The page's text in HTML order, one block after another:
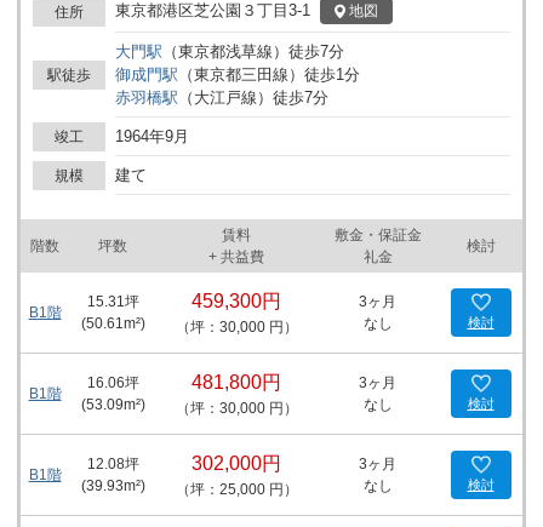
も近いため、日常的な移動や来訪者の案内にも配慮されています。
建物には会議室が備えられており、ビジネスシーンでの打ち合わせ
や社内外のミーティングに利用できます。敷地周辺は芝公園の緑が
広がるエリアで、都市の中でも落ち着いた環境です。ホテルとして
運営されているため、宿泊施設や共用部の管理が行き届いている点
も特徴です。各種ビジネスイベントの開催や、来客対応を伴うオフ
ィスの拠点としての利用など、様々なシーンで建物の機能が活用さ
れています。 東京プリンスホテルは、都心部で業務を行う法人にと
って、駅近の立地と会議施設を活用したワークスタイルを可能とし
ています。詳細はお問い合わせください。
住所 東京都港区芝公園３丁目3-1 地図
駅徒歩
大門駅 （東京都浅草線 ） 徒歩7分
御成門駅 （東京都三田線 ） 徒歩1分
赤羽橋駅 （ 大江戸線 ） 徒歩7分
竣工 1964年9月
規模 建て
階数 坪数
賃料
+ 共益費
敷金・保証金
礼金
検討
B1階
15.31坪
(50.61m²)
459,300円
（坪：30,000 円）
3ヶ月
なし
検討
B1階
16.06坪
(53.09m²)
481,800円
（坪：30,000 円）
3ヶ月
なし
検討
B1階
12.08坪
(39.93m²)
302,000円
（坪：25,000 円）
3ヶ月
なし
検討